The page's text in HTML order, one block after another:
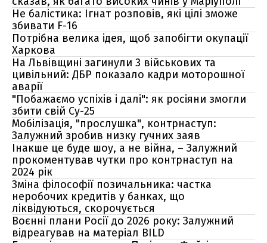
Не балістика: Ігнат розповів, які цілі зможе
збивати F-16
Потрібна велика ідея, щоб запобігти окупації
Харкова
На Львівщині загинули 3 військових та
цивільний: ДБР показало кадри моторошної
аварії
"Побажаємо успіхів і далі": як росіяни змогли
збити свій Су-25
Мобілізація, "прослушка", контрнаступ:
Залужний зробив низку гучних заяв
Інакше це буде шоу, а не війна, – Залужний
прокоментував чутки про контрнаступ на
2024 рік
Зміна філософії позичальника: частка
неробочих кредитів у банках, що
ліквідуються, скорочується
Воєнні плани Росії до 2026 року: Залужний
відреагував на матеріал BILD